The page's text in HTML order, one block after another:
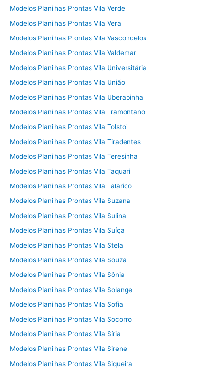
Modelos Planilhas Prontas Vila Verde
Modelos Planilhas Prontas Vila Vera
Modelos Planilhas Prontas Vila Vasconcelos
Modelos Planilhas Prontas Vila Valdemar
Modelos Planilhas Prontas Vila Universitária
Modelos Planilhas Prontas Vila União
Modelos Planilhas Prontas Vila Uberabinha
Modelos Planilhas Prontas Vila Tramontano
Modelos Planilhas Prontas Vila Tolstoi
Modelos Planilhas Prontas Vila Tiradentes
Modelos Planilhas Prontas Vila Teresinha
Modelos Planilhas Prontas Vila Taquari
Modelos Planilhas Prontas Vila Talarico
Modelos Planilhas Prontas Vila Suzana
Modelos Planilhas Prontas Vila Sulina
Modelos Planilhas Prontas Vila Suíça
Modelos Planilhas Prontas Vila Stela
Modelos Planilhas Prontas Vila Souza
Modelos Planilhas Prontas Vila Sônia
Modelos Planilhas Prontas Vila Solange
Modelos Planilhas Prontas Vila Sofia
Modelos Planilhas Prontas Vila Socorro
Modelos Planilhas Prontas Vila Síria
Modelos Planilhas Prontas Vila Sirene
Modelos Planilhas Prontas Vila Siqueira